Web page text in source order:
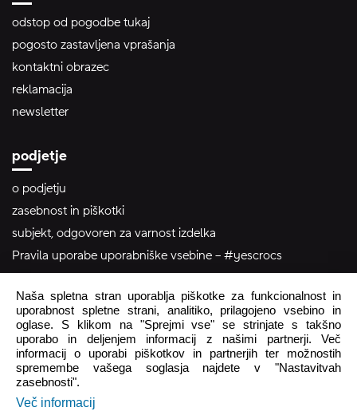
odstop od pogodbe tukaj
pogosto zastavljena vprašanja
kontaktni obrazec
reklamacija
newsletter
podjetje
o podjetju
zasebnost in piškotki
subjekt, odgovoren za varnost izdelka
Pravila uporabe uporabniške vsebine – #yescrocs
pomoč uporabnikom
Pon - Pet 8:00 - 16:00
Sob - Ned Zaprto
crocs.trgovina@intersocks.com
+386 25 371 454
Naša spletna stran uporablja piškotke za funkcionalnost in
uporabnost spletne strani, analitiko, prilagojeno vsebino in
oglase. S klikom na "Sprejmi vse" se strinjate s takšno
uporabo in deljenjem informacij z našimi partnerji. Več
informacij o uporabi piškotkov in partnerjih ter možnostih
spremembe vašega soglasja najdete v "Nastavitvah
zasebnosti".
Več informacij